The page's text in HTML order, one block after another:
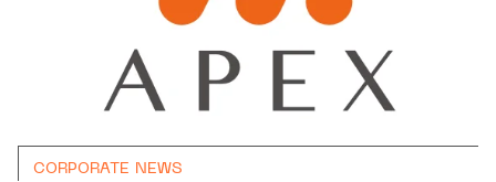
CORPORATE NEWS